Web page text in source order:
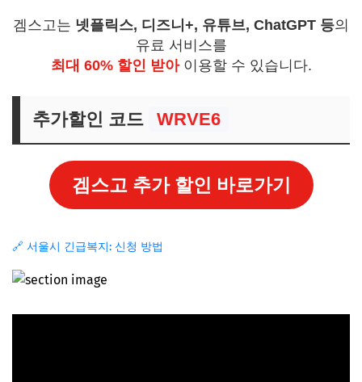
겜스고는 넷플릭스, 디즈니+, 유튜브, ChatGPT 등의
유료 서비스를
최대 60% 할인 받아이용할 수 있습니다.
추가할인 코드 WRVE6
겜스고 추가 할인 바로가기
🔗 서울시 긴급복지: 신청 방법